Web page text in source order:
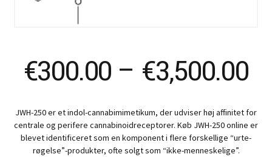
€300.00 – €3,500.00
JWH-250 er et indol-cannabimimetikum, der udviser høj affinitet for
centrale og perifere cannabinoidreceptorer. Køb JWH-250 online er
blevet identificeret som en komponent i flere forskellige “urte-
røgelse”-produkter, ofte solgt som “ikke-menneskelige”.